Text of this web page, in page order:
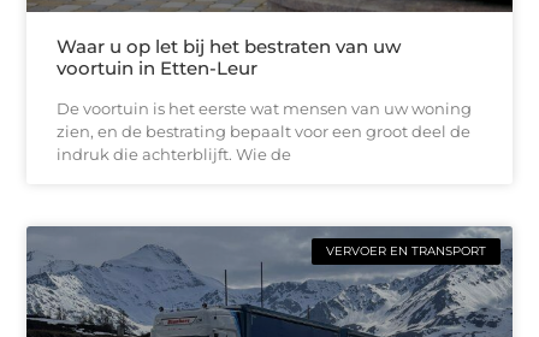
Waar u op let bij het bestraten van uw
voortuin in Etten-Leur
De voortuin is het eerste wat mensen van uw woning
zien, en de bestrating bepaalt voor een groot deel de
indruk die achterblijft. Wie de
VERVOER EN TRANSPORT